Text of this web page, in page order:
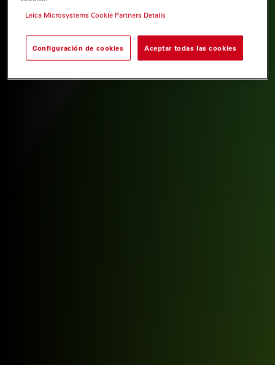
Leica Microsystems Cookie Partners Details
Configuración de cookies Aceptar todas las cookies